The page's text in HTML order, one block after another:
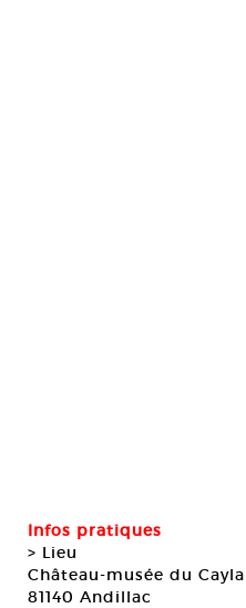
Infos pratiques
> Lieu
Château-musée du Cayla
81140 Andillac